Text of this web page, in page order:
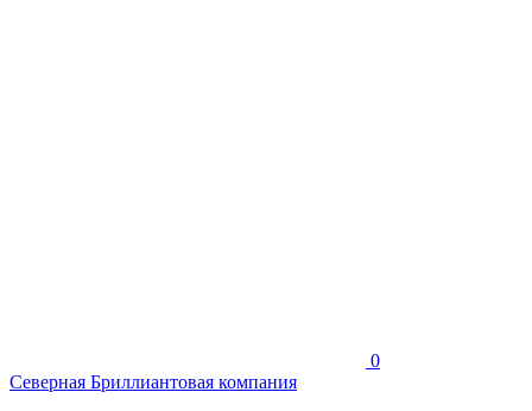
0
Северная Бриллиантовая компания